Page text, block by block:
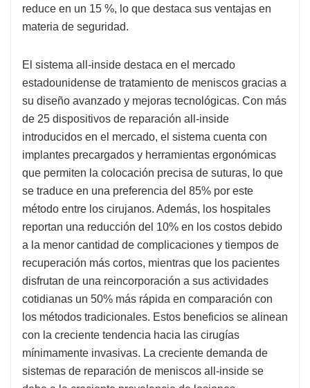
reduce en un 15 %, lo que destaca sus ventajas en
materia de seguridad.
El sistema all-inside destaca en el mercado
estadounidense de tratamiento de meniscos gracias a
su diseño avanzado y mejoras tecnológicas. Con más
de 25 dispositivos de reparación all-inside
introducidos en el mercado, el sistema cuenta con
implantes precargados y herramientas ergonómicas
que permiten la colocación precisa de suturas, lo que
se traduce en una preferencia del 85% por este
método entre los cirujanos. Además, los hospitales
reportan una reducción del 10% en los costos debido
a la menor cantidad de complicaciones y tiempos de
recuperación más cortos, mientras que los pacientes
disfrutan de una reincorporación a sus actividades
cotidianas un 50% más rápida en comparación con
los métodos tradicionales. Estos beneficios se alinean
con la creciente tendencia hacia las cirugías
mínimamente invasivas. La creciente demanda de
sistemas de reparación de meniscos all-inside se